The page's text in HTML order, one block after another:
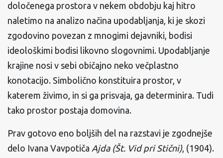
določenega prostora v nekem obdobju kaj hitro
naletimo na analizo načina upodabljanja, ki je skozi
zgodovino povezan z mnogimi dejavniki, bodisi
ideološkimi bodisi likovno slogovnimi. Upodabljanje
krajine nosi v sebi običajno neko večplastno
konotacijo. Simbolično konstituira prostor, v
katerem živimo, in si ga prisvaja, ga determinira. Tudi
tako prostor postaja domovina.
Prav gotovo eno boljših del na razstavi je zgodnejše
delo Ivana Vavpotiča Ajda (Št. Vid pri Stični), (1904).